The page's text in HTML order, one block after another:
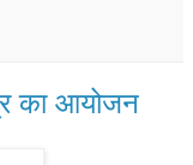
का आयोजन